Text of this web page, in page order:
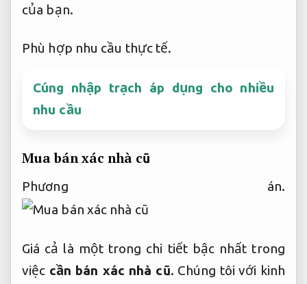
của bạn.
Phù hợp nhu cầu thực tế.
Cúng nhập trạch áp dụng cho nhiều
nhu cầu
Mua bán xác nhà cũ
Phương án.
Giá cả là một trong chi tiết bậc nhất trong
việc cần bán xác nhà cũ. Chúng tôi với kinh